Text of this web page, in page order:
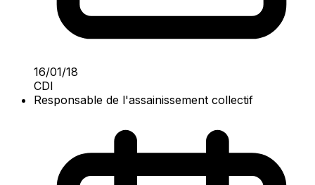
16/01/18
CDI
Responsable de l'assainissement collectif